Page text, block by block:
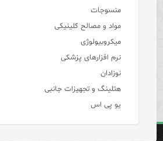
منسوجات
مواد و مصالح کلینیکی
میکروبیولوژی
نرم افزارهای پزشکی
نوزادان
هتلینگ و تجهیزات جانبی
یو پی اس